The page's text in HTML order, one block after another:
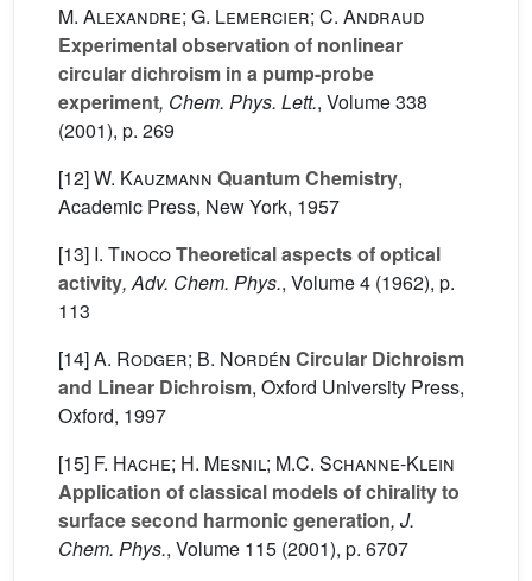
M. Alexandre; G. Lemercier; C. Andraud
Experimental observation of nonlinear
circular dichroism in a pump-probe
experiment, Chem. Phys. Lett., Volume 338
(2001), p. 269
[12]W. Kauzmann Quantum Chemistry,
Academic Press, New York, 1957
[13] I. TinocoTheoretical aspects of optical
activity, Adv. Chem. Phys., Volume 4 (1962), p.
113
[14]A. Rodger; B. Nordén Circular Dichroism
and Linear Dichroism, Oxford University Press,
Oxford, 1997
[15] F. Hache; H. Mesnil; M.C. Schanne-Klein
Application of classical models of chirality to
surface second harmonic generation, J.
Chem. Phys., Volume 115 (2001), p. 6707